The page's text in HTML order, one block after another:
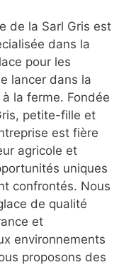
de la Sarl Gris est
dans la
pour les
lancer dans la
la ferme. Fondée
petite-fille et
est fière
agricole et
uniques
confrontés. Nous
de qualité
et
environnements
proposons des